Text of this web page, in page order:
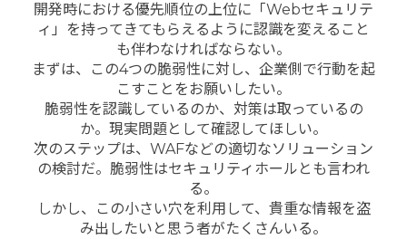
開発時における優先順位の上位に「Webセキュリテ
ィ」を持ってきてもらえるように認識を変えること
も伴わなければならない。
まずは、この4つの脆弱性に対し、企業側で行動を起
こすことをお願いしたい。
脆弱性を認識しているのか、対策は取っているの
か。現実問題として確認してほしい。
次のステップは、WAFなどの適切なソリューション
の検討だ。脆弱性はセキュリティホールとも言われ
る。
しかし、この小さい穴を利用して、貴重な情報を盗
み出したいと思う者がたくさんいる。